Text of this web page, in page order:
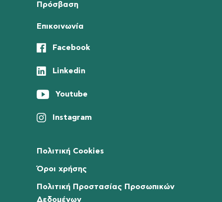
Πρόσβαση
Επικοινωνία
Facebook
Linkedin
Youtube
Instagram
Πολιτική Cookies
Όροι χρήσης
Πολιτική Προστασίας Προσωπικών
Δεδομένων